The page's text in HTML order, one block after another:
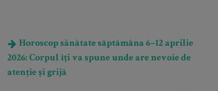
Horoscop sănătate săptămâna 6–12 aprilie
2026: Corpul îți va spune unde are nevoie de
atenție și grijă